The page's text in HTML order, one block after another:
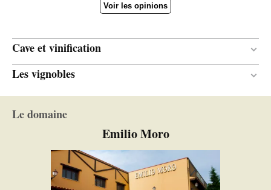
Voir les opinions
Cave et vinification
DURÉE DE L'ÉLEVAGE
ÂGE DES BARRIQUES Neuves
Les vignobles
Continental
Le domaine
Emilio Moro